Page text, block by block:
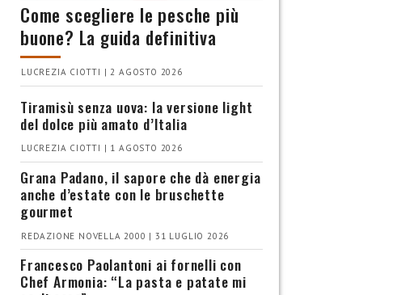
Come scegliere le pesche più
buone? La guida definitiva
LUCREZIA CIOTTI | 2 AGOSTO 2026
Tiramisù senza uova: la versione light
del dolce più amato d’Italia
LUCREZIA CIOTTI | 1 AGOSTO 2026
Grana Padano, il sapore che dà energia
anche d’estate con le bruschette
gourmet
REDAZIONE NOVELLA 2000 | 31 LUGLIO 2026
Francesco Paolantoni ai fornelli con
Chef Armonia: “La pasta e patate mi